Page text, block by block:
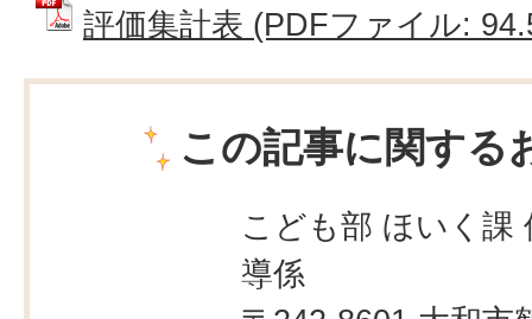
評価集計表 (PDFファイル:
この記事に関する
こども部 ほいく課
導係